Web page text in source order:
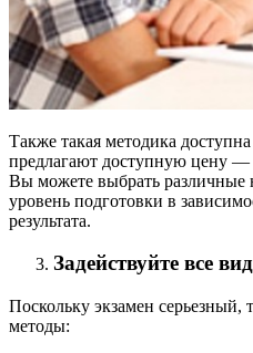
Также такая методика
предлагают доступную цену —
Вы можете выбрать различные
уровень подготовки в
результата.
Задействуйте все
Поскольку экзамен
методы: